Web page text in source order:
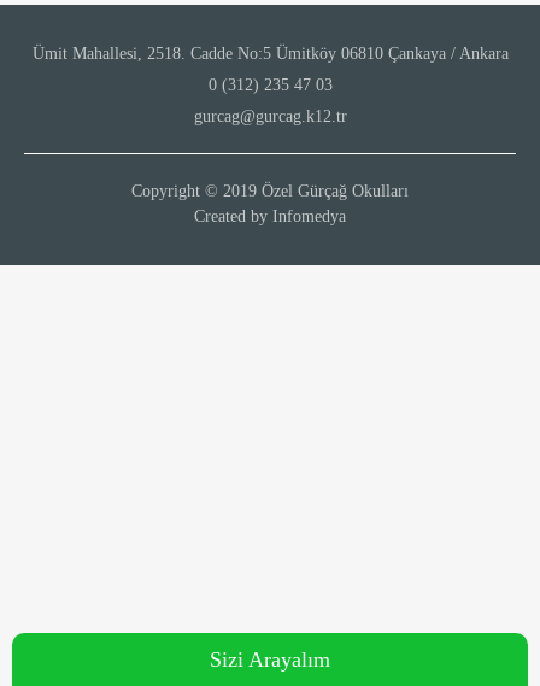
Ümit Mahallesi, 2518. Cadde No:5 Ümitköy 06810 Çankaya / Ankara
0 (312) 235 47 03
gurcag@gurcag.k12.tr
Copyright © 2019 Özel Gürçağ Okulları
Created by Infomedya
Sizi Arayalım